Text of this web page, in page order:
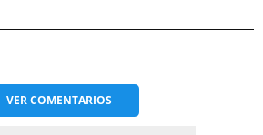
VERCOMENTARIOS